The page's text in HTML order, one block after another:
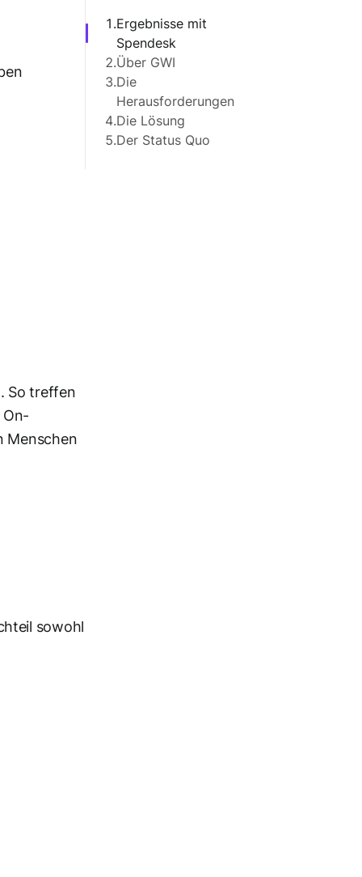
So treffen
On-
Menschen
sowohl
1.Ergebnisse mit
Spendesk
2.Über GWI
3.Die
Herausforderungen
4.Die Lösung
5.Der Status Quo